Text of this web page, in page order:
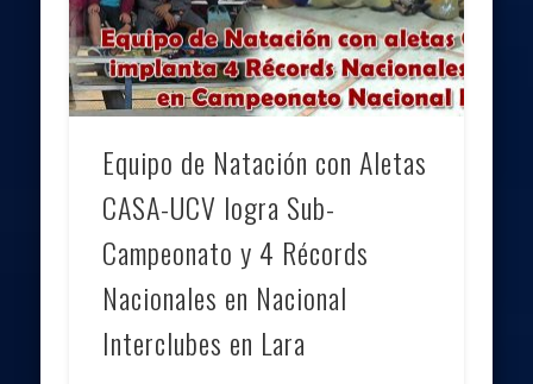
Equipo de Natación con Aletas
CASA-UCV logra Sub-
Campeonato y 4 Récords
Nacionales en Nacional
Interclubes en Lara